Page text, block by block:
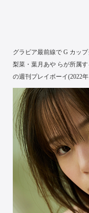
グラビア最前線で G カッ
梨菜・葉月あや らが所属
の週刊プレイボーイ(2022